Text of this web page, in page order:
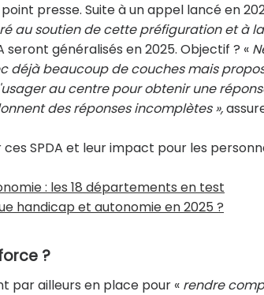
presse. Suite à un appel lancé en
au soutien de cette préfiguration et à
seront généralisés en 2025. Objectif ? «
déjà beaucoup de couches mais
au centre pour obtenir une
des réponses incomplètes »,
ces SPDA et leur impact pour les
: les 18 départements en test
handicap et autonomie en 2025 ?
?
par ailleurs en place pour « rendre